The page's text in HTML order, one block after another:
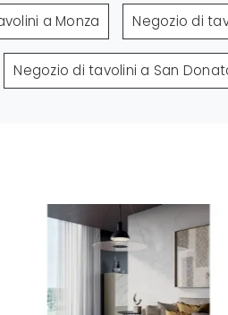
a Monza Negozio di
Negozio di tavolini a San